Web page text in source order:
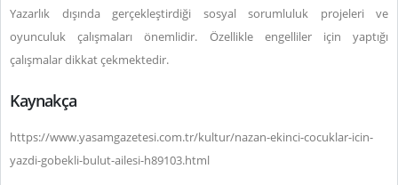
Yazarlık dışında gerçekleştirdiği sosyal sorumluluk projeleri ve
oyunculuk çalışmaları önemlidir. Özellikle engelliler için yaptığı
çalışmalar dikkat çekmektedir.
Kaynakça
https://www.yasamgazetesi.com.tr/kultur/nazan-ekinci-cocuklar-icin-
yazdi-gobekli-bulut-ailesi-h89103.html